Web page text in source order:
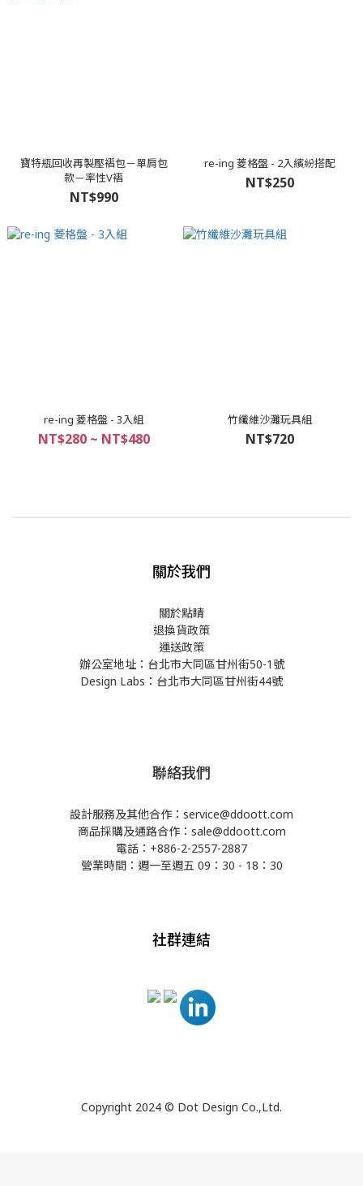
寶特瓶回收再製壓褶包－單肩包
款－率性V褶
NT$990
re-ing 菱格盤 - 2入繽紛搭配
NT$250
re-ing 菱格盤 - 3入組
NT$280 ~ NT$480
竹纖維沙灘玩具組
NT$720
關於我們
關於點睛
退換貨政策
運送政策
辦公室地址：台北市大同區甘州街50-1號
Design Labs：台北市大同區甘州街44號
聯絡我們
設計服務及其他合作：service@ddoott.com
商品採購及通路合作：sale@ddoott.com
電話：+886-2-2557-2887
營業時間：週一至週五 09：30 - 18：30
社群連結
Copyright 2024 © Dot Design Co.,Ltd.